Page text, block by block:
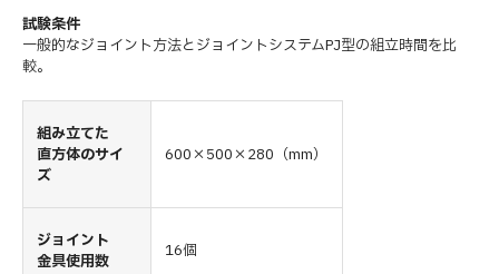
試験条件
一般的なジョイント方法とジョイントシステムPJ型の組立時間を比
較。
組み立てた
直方体のサイ
ズ
600×500×280（mm）
ジョイント
金具使用数
16個